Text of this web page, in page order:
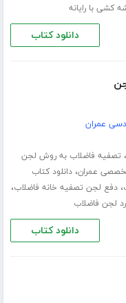
کشی با رایانه
دانلود کتاب
عمران
، تصفیه فاضلاب به روش لجن
عمران،دانلود کتاب
،دفع لجن تصفیه خانه فاضلاب،
لجن فاضلاب
دانلود کتاب